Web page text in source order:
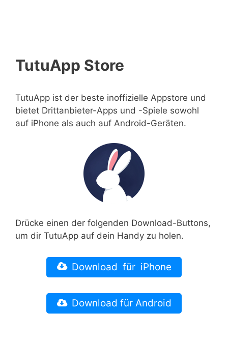
TutuApp Store
TutuApp ist der beste inoffizielle Appstore und
bietet Drittanbieter-Apps und -Spiele sowohl
auf iPhone als auch auf Android-Geräten.
Drücke einen der folgenden Download-Buttons,
um dir TutuApp auf dein Handy zu holen.
Download für iPhone
Download für Android